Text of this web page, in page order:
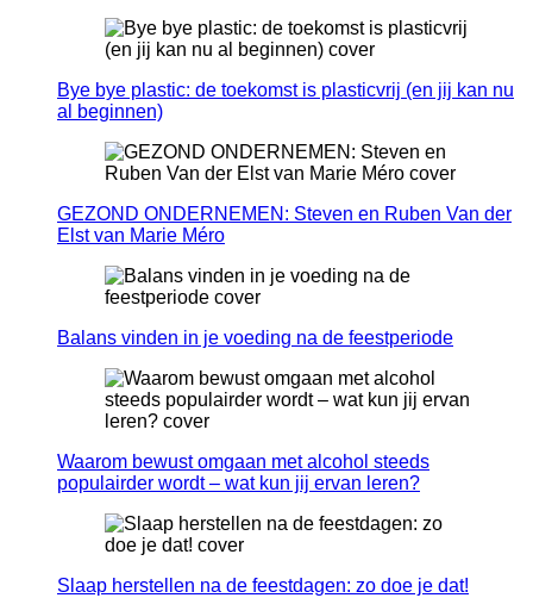
Bye bye plastic: de toekomst is plasticvrij (en jij kan nu
al beginnen)
GEZOND ONDERNEMEN: Steven en Ruben Van der
Elst van Marie Méro
Balans vinden in je voeding na de feestperiode
Waarom bewust omgaan met alcohol steeds
populairder wordt – wat kun jij ervan leren?
Slaap herstellen na de feestdagen: zo doe je dat!